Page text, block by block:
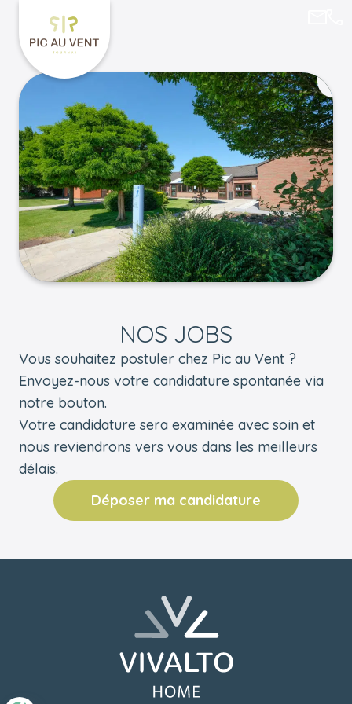
Retourner à l'accueil de Pic au Vent
NOS JOBS
Vous souhaitez postuler chez Pic au Vent ?
Envoyez-nous votre candidature spontanée via
notre bouton.
Votre candidature sera examinée avec soin et
nous reviendrons vers vous dans les meilleurs
délais.
Déposer ma candidature
Retourner à l'accueil